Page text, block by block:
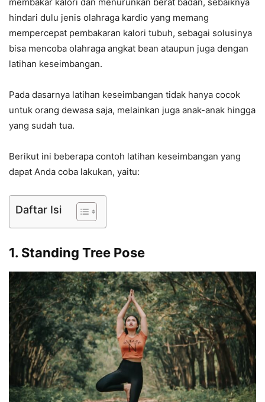
membakar kalori dan menurunkan berat badan, sebaiknya
hindari dulu jenis olahraga kardio yang memang
mempercepat pembakaran kalori tubuh, sebagai solusinya
bisa mencoba olahraga angkat bean ataupun juga dengan
latihan keseimbangan.
Pada dasarnya latihan keseimbangan tidak hanya cocok
untuk orang dewasa saja, melainkan juga anak-anak hingga
yang sudah tua.
Berikut ini beberapa contoh latihan keseimbangan yang
dapat Anda coba lakukan, yaitu:
Daftar Isi
1. Standing Tree Pose